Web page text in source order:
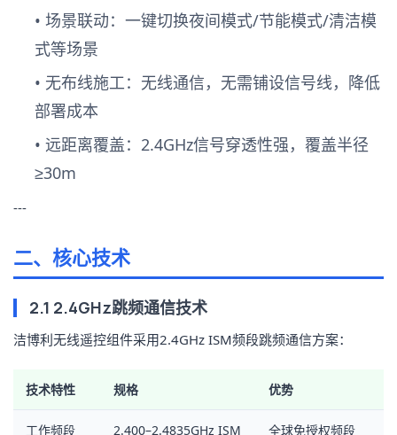
• 场景联动：一键切换夜间模式/节能模式/清洁模
式等场景
• 无布线施工：无线通信，无需铺设信号线，降低
部署成本
• 远距离覆盖：2.4GHz信号穿透性强，覆盖半径
≥30m
---
二、核心技术
2.1 2.4GHz跳频通信技术
洁博利无线遥控组件采用2.4GHz ISM频段跳频通信方案：
技术特性 规格 优势
工作频段 2.400–2.4835GHz ISM 全球免授权频段